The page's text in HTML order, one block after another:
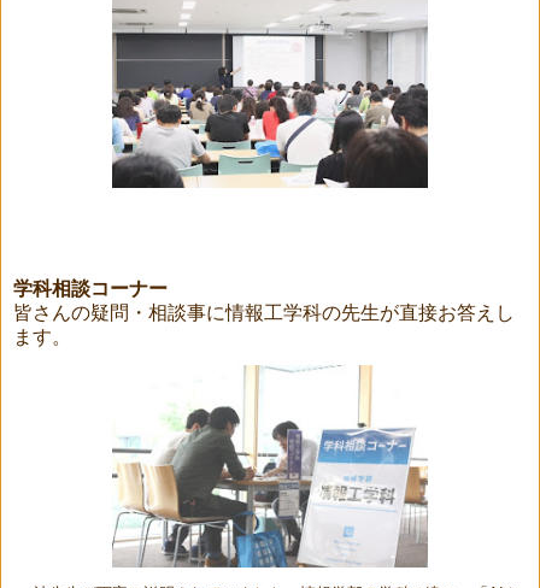
学科相談コーナー
皆さんの疑問・相談事に情報工学科の先生が直接お答えし
ます。